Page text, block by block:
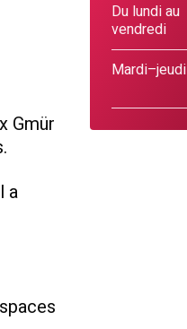
Du lundi au
vendredi
Mardi–jeudi
Gmür
a